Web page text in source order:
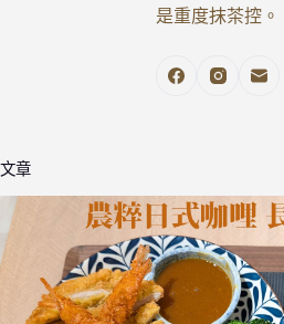
是重度抹茶控。
文章